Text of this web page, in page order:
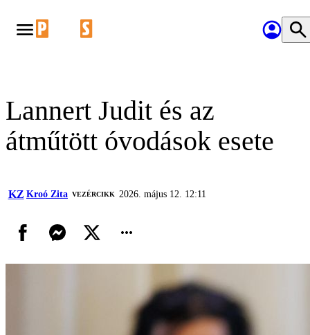
Lannert Judit és az
átműtött óvodások esete
KZ Kroó Zita VEZÉRCIKK 2026. május 12. 12:11